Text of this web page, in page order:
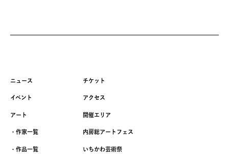
ニュース
イベント
アート
・作家一覧
・作品一覧
チケット
アクセス
開催エリア
内房総アートフェス
いちかわ芸術祭